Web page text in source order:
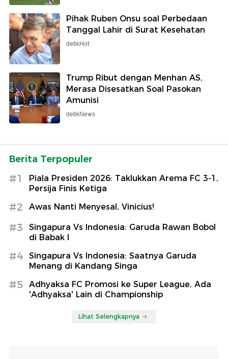
Pihak Ruben Onsu soal Perbedaan
Tanggal Lahir di Surat Kesehatan
detikHot
Trump Ribut dengan Menhan AS,
Merasa Disesatkan Soal Pasokan
Amunisi
detikNews
Berita Terpopuler
#1
Piala Presiden 2026: Taklukkan Arema FC 3-1,
Persija Finis Ketiga
#2 Awas Nanti Menyesal, Vinicius!
#3
Singapura Vs Indonesia: Garuda Rawan Bobol
di Babak I
#4
Singapura Vs Indonesia: Saatnya Garuda
Menang di Kandang Singa
#5
Adhyaksa FC Promosi ke Super League, Ada
'Adhyaksa' Lain di Championship
Lihat Selengkapnya